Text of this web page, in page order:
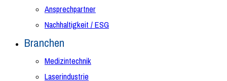
Ansprechpartner
Nachhaltigkeit / ESG
Branchen
Medizintechnik
Laserindustrie